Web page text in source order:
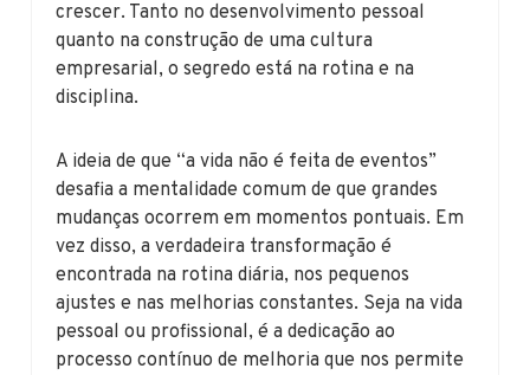
crescer. Tanto no desenvolvimento pessoal
quanto na construção de uma cultura
empresarial, o segredo está na rotina e na
disciplina.
A ideia de que “a vida não é feita de eventos”
desafia a mentalidade comum de que grandes
mudanças ocorrem em momentos pontuais. Em
vez disso, a verdadeira transformação é
encontrada na rotina diária, nos pequenos
ajustes e nas melhorias constantes. Seja na vida
pessoal ou profissional, é a dedicação ao
processo contínuo de melhoria que nos permite